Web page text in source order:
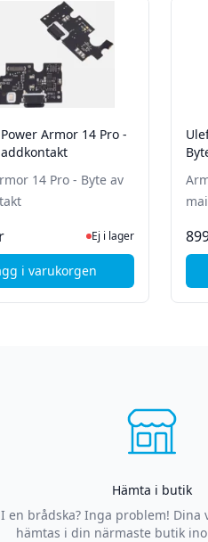
för senaste status
displaybyte
Armor 14 Pro -
14 Pro - Byte av
Ej i lager, besök
Ej i lager
i varukorgen
, Ulefone Power Armor 14
Hämta i butik
I en brådska? Inga problem! Dina
hämtas i din närmaste butik